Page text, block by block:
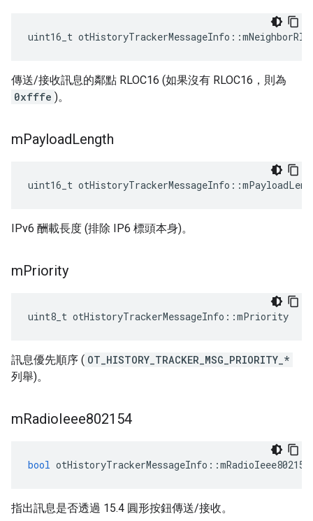
uint16_t otHistoryTrackerMessageInfo ::
傳送/接收訊息的鄰點 RLOC16 (如果沒有 RLOC16，則為
0xfffe )。
mPayloadLength
uint16_t otHistoryTrackerMessageInfo ::
IPv6 酬載長度 (排除 IP6 標頭本身)。
mPriority
uint8_t otHistoryTrackerMessageInfo ::mPriority
訊息優先順序 ( OT_HISTORY_TRACKER_MSG_PRIORITY_*
列舉)。
mRadioIeee802154
bool otHistoryTrackerMessageInfo ::mRadioIeee802154
指出訊息是否透過 15.4 圓形按鈕傳送/接收。